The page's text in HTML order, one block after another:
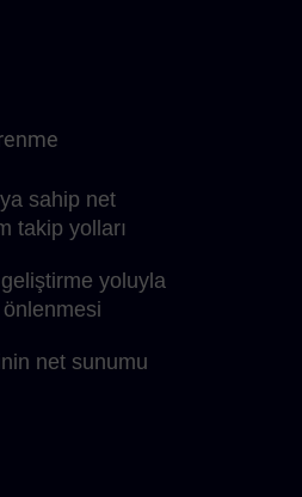
sahip net
takip yolları
yoluyla
önlenmesi
net sunumu